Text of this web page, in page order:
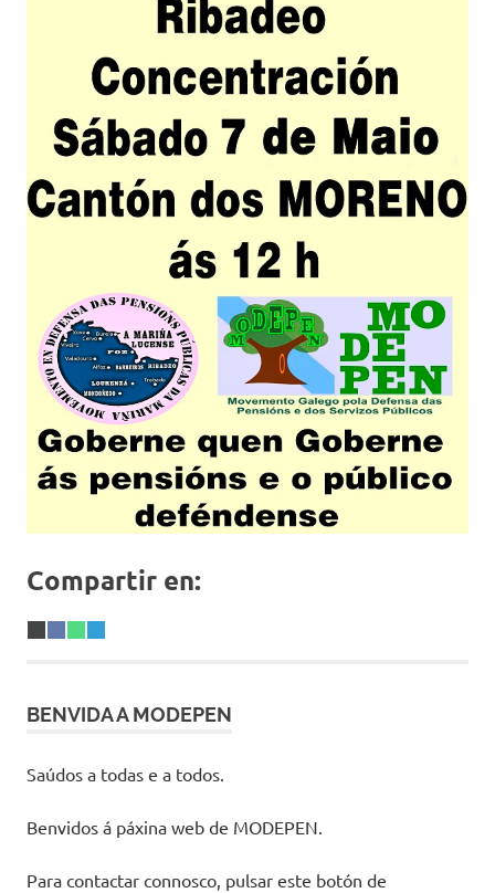
Compartir en:
Share
X Share
Facebook
Share
WhatsApp
Share
Telegram
BENVIDA A MODEPEN
Saúdos a todas e a todos.
Benvidos á páxina web de MODEPEN.
Para contactar connosco, pulsar este botón de